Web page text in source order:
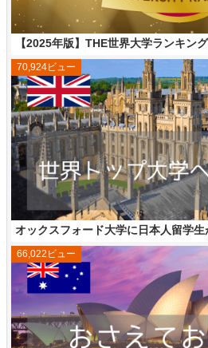
【2025年版】THE世界大学ランキン
オックスフォード大学に日本人留学
70,924ビュー
66,022ビュー